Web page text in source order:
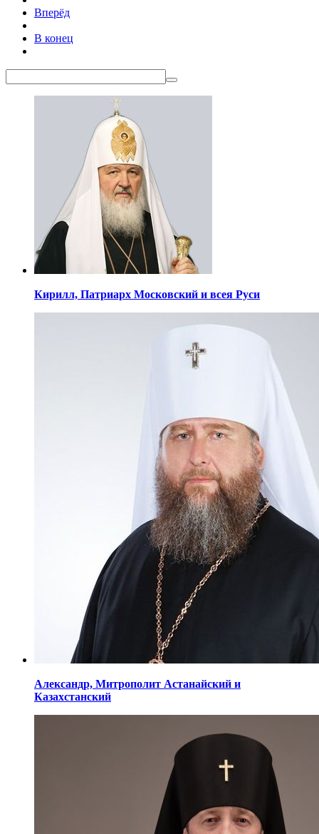
Вперёд
В конец
Кирилл, Патриарх Московский и всея Руси
Александр, Митрополит Астанайский и
Казахстанский